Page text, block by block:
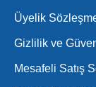
Üyelik
Gizlilik ve
Mesafeli Satış